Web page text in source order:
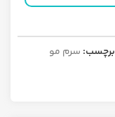
برچسب: سرم مو